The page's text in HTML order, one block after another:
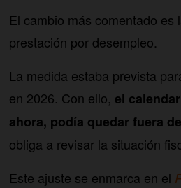
El cambio más comentado
prestación por desempleo.
La medida estaba prevista
en 2026. Con ello, el
ahora, podía quedar fuera
obliga a revisar la situación
Este ajuste se enmarca en el